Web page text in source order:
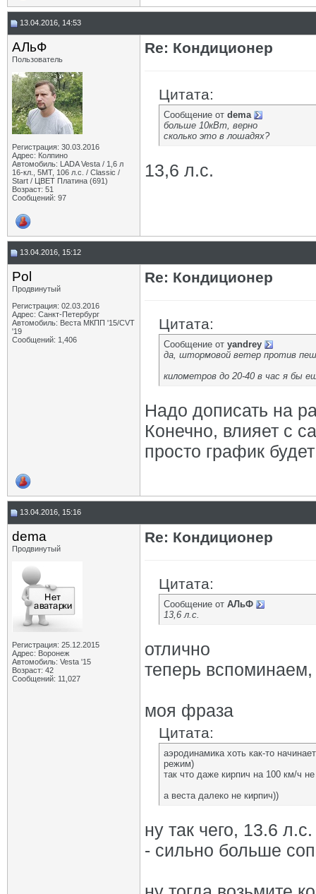
13.04.2016, 14:53
АЛьФ
Пользователь
Регистрация: 30.03.2016
Адрес: Колпино
Автомобиль: LADA Vesta / 1,6 л
16-кл., 5МТ, 106 л.с. / Classic /
Start / ЦВЕТ Платина (691)
Возраст: 51
Сообщений: 97
Re: Кондиционер
Цитата:
Сообщение от dema
больше 10кВт, верно
сколько это в лошадях?
13,6 л.с.
13.04.2016, 15:12
Pol
Продвинутый
Регистрация: 02.03.2016
Адрес: Санкт-Петербург
Автомобиль: Веста МКПП '15/CVT
'19
Сообщений: 1,406
Re: Кондиционер
Цитата:
Сообщение от yandrey
да, штормовой ветер против
километров до 20-40 в час я бы
Надо дописать на
Конечно, влияет с
просто график
13.04.2016, 15:16
dema
Продвинутый
Регистрация: 25.12.2015
Адрес: Воронеж
Автомобиль: Vesta '15
Возраст: 42
Сообщений: 11,027
Re: Кондиционер
Цитата:
Сообщение от АЛьФ
13,6 л.с.
отлично
теперь
моя фраза
Цитата:
аэродинамика хоть как-то
режим)
так что даже кирпич на 100 км/ч
а веста далеко не кирпич))
ну так чего, 13.6
- сильно больше